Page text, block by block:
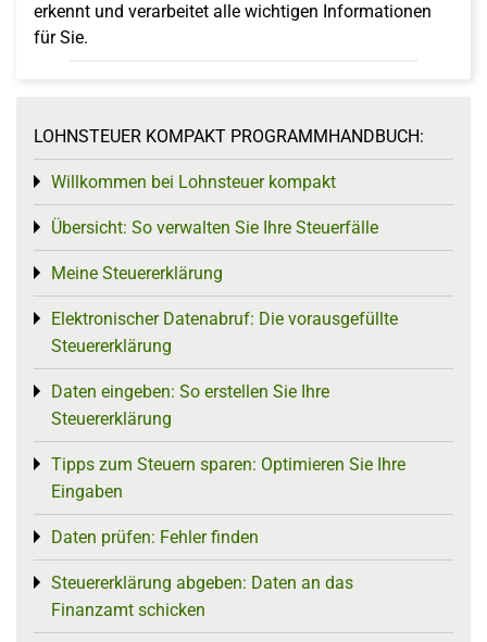
erkennt und verarbeitet alle wichtigen Informationen
für Sie.
LOHNSTEUER KOMPAKT PROGRAMMHANDBUCH:
Willkommen bei Lohnsteuer kompakt
Toggle menu
Übersicht: So verwalten Sie Ihre Steuerfälle
Toggle menu
Meine Steuererklärung
Toggle menu
Elektronischer Datenabruf: Die vorausgefüllte
Steuererklärung
Toggle menu
Daten eingeben: So erstellen Sie Ihre
Steuererklärung
Toggle menu
Tipps zum Steuern sparen: Optimieren Sie Ihre
Eingaben
Toggle menu
Daten prüfen: Fehler finden
Toggle menu
Steuererklärung abgeben: Daten an das
Finanzamt schicken
Toggle menu